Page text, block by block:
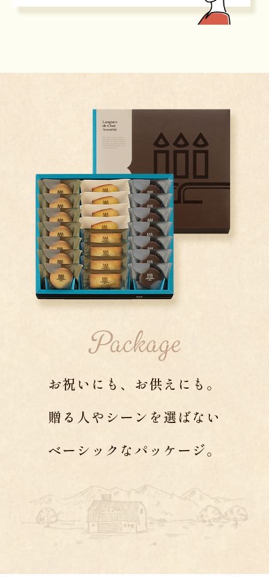
お祝いにも、お供えにも。
贈る人やシーンを選ばない
ベーシックなパッケージ。